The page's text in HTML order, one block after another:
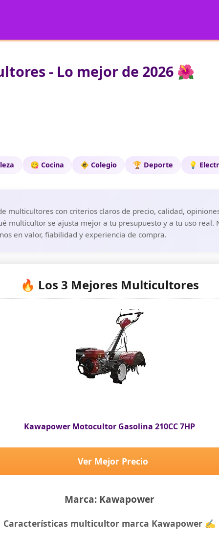
- Lo mejor de 2026 🌺
😋 Cocina 🚸 Colegio 🏆 Deporte 💡
multicultores con criterios claros de precio, calidad,
multicultor se ajusta mejor a tu presupuesto y a tu uso
en valor, fiabilidad y experiencia de compra.
🔥 Los 3 Mejores Multicultores
Kawapower Motocultor Gasolina 210CC 7HP
Marca: Kawapower
Ver Mejor Precio
Características multicultor marca Kawapower ✍